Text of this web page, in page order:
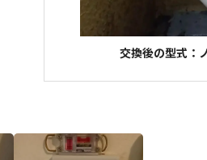
交換後の型式：